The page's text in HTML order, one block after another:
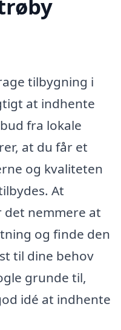
tilbygning i
at indhente
fra lokale
at du får et
og kvaliteten
At
nemmere at
og finde den
til dine behov
grunde til,
idé at indhente